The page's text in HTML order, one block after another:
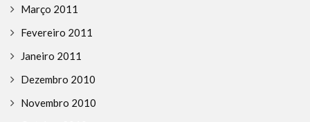
Março 2011
Fevereiro 2011
Janeiro 2011
Dezembro 2010
Novembro 2010